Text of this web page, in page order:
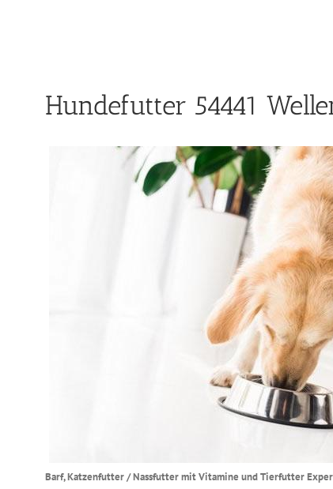
Hundefutter 54441
Barf, Katzenfutter / Nassfutter mit Vitamine und Tierfutter